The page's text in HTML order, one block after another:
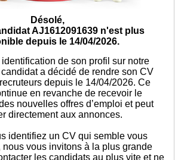
Désolé,
AJ1612091639 n'est plus
depuis le 14/04/2026.
de son profil sur notre
a décidé de rendre son CV
depuis le 14/04/2026. Ce
en revanche de recevoir le
nouvelles offres d’emploi et peut
directement aux annonces.
identifiez un CV qui semble vous
nous vous invitons à la plus grande
les candidats au plus vite et ne